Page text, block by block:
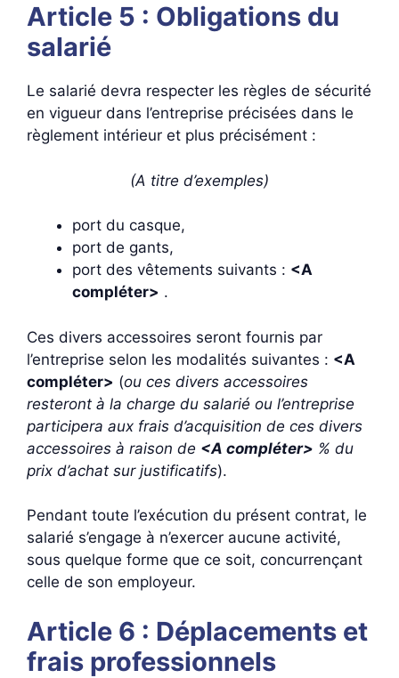
Article 5 : Obligations du
salarié
Le salarié devra respecter les règles de sécurité
en vigueur dans l’entreprise précisées dans le
règlement intérieur et plus précisément :
(A titre d’exemples)
port du casque,
port de gants,
port des vêtements suivants : <A
compléter> .
Ces divers accessoires seront fournis par
l’entreprise selon les modalités suivantes : <A
compléter> (ou ces divers accessoires
resteront à la charge du salarié ou l’entreprise
participera aux frais d’acquisition de ces divers
accessoires à raison de <A compléter> % du
prix d’achat sur justificatifs).
Pendant toute l’exécution du présent contrat, le
salarié s’engage à n’exercer aucune activité,
sous quelque forme que ce soit, concurrençant
celle de son employeur.
Article 6 : Déplacements et
frais professionnels